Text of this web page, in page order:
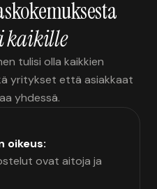
kaikille
tulisi olla kaikkien
yritykset että asiakkaat
yhdessä.
oikeus:
ovat aitoja ja